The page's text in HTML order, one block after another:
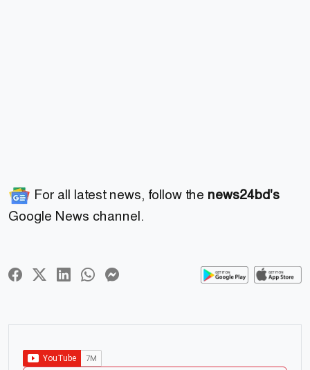
For all latest news, follow the news24bd's
Google News channel.